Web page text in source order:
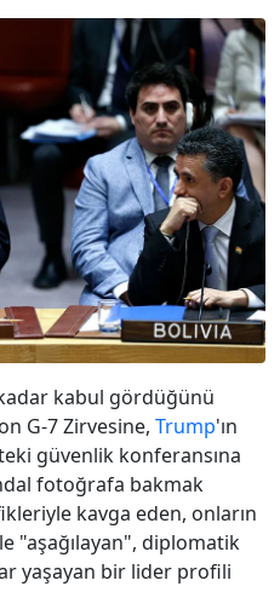
kabul gördüğünü
G-7 Zirvesine, Trump'ın
güvenlik konferansına
fotoğrafa bakmak
kavga eden, onların
"aşağılayan", diplomatik
yaşayan bir lider profili